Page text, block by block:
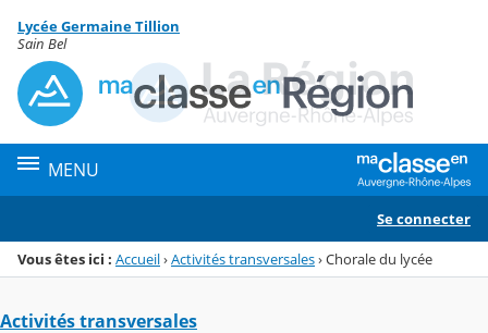
Menu de la rubrique
Contenu
Lycée Germaine Tillion
Sain Bel
MENU
Se connecter
Vous êtes ici : Accueil›Activités transversales›Chorale du lycée
Activités transversales